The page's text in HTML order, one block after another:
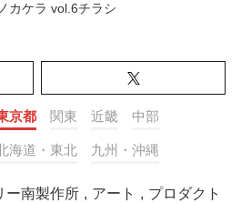
カケラ vol.6チラシ
京都 関東 近畿 中部
海道・東北 九州・沖縄
ー南製作所 , アート , プロダクト